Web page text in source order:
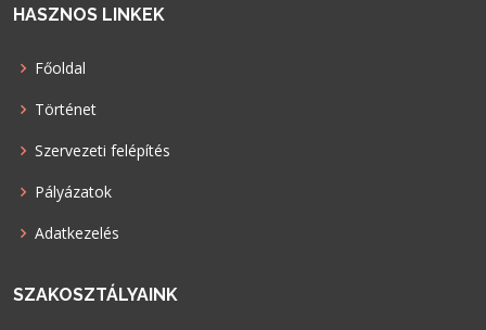
HASZNOS LINKEK
Főoldal
Történet
Szervezeti felépítés
Pályázatok
Adatkezelés
SZAKOSZTÁLYAINK